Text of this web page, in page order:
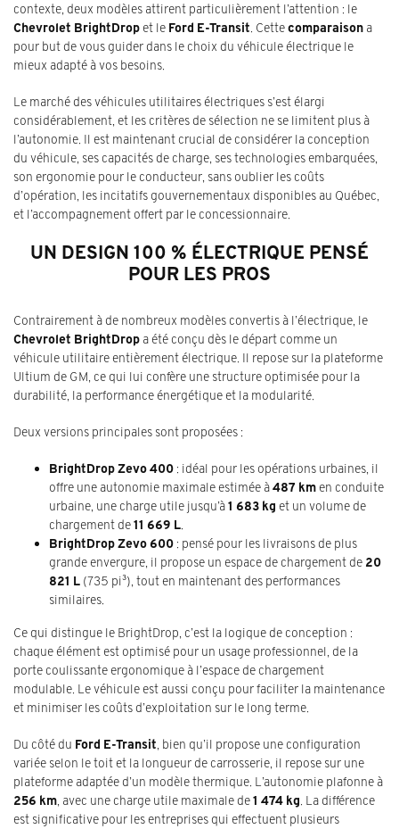
contexte, deux modèles attirent particulièrement l’attention : le
Chevrolet BrightDropet le Ford E-Transit. Cettecomparaison a
pour but de vous guider dans le choix du véhicule électrique le
mieux adapté à vos besoins.
Le marché des véhicules utilitaires électriques s’est élargi
considérablement, et les critères de sélection ne se limitent plus à
l’autonomie. Il est maintenant crucial de considérer la conception
du véhicule, ses capacités de charge, ses technologies embarquées,
son ergonomie pour le conducteur, sans oublier les coûts
d’opération, les incitatifs gouvernementaux disponibles au Québec,
et l’accompagnement offert par le concessionnaire.
UN DESIGN 100 % ÉLECTRIQUE PENSÉ
POUR LES PROS
Contrairement à de nombreux modèles convertis à l’électrique, le
Chevrolet BrightDrop a été conçu dès le départ comme un
véhicule utilitaire entièrement électrique. Il repose sur la plateforme
Ultium de GM, ce qui lui confère une structure optimisée pour la
durabilité, la performance énergétique et la modularité.
Deux versions principales sont proposées :
BrightDrop Zevo 400 : idéal pour les opérations urbaines, il
offre une autonomie maximale estimée à487 kmen conduite
urbaine, une charge utile jusqu’à1 683 kg et un volume de
chargement de11 669 L.
BrightDrop Zevo 600 : pensé pour les livraisons de plus
grande envergure, il propose un espace de chargement de 20
821 L (735 pi³), tout en maintenant des performances
similaires.
Ce qui distingue le BrightDrop, c’est la logique de conception :
chaque élément est optimisé pour un usage professionnel, de la
porte coulissante ergonomique à l’espace de chargement
modulable. Le véhicule est aussi conçu pour faciliter la maintenance
et minimiser les coûts d’exploitation sur le long terme.
Du côté du Ford E-Transit, bien qu’il propose une configuration
variée selon le toit et la longueur de carrosserie, il repose sur une
plateforme adaptée d’un modèle thermique. L’autonomie plafonne à
256 km, avec une charge utile maximale de1 474 kg. La différence
est significative pour les entreprises qui effectuent plusieurs